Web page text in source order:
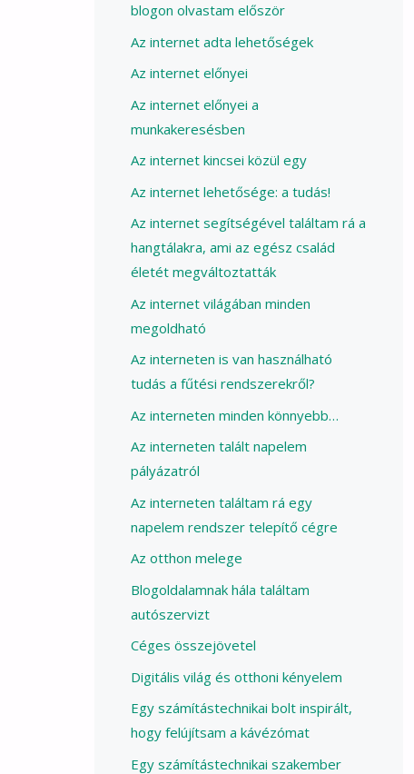
blogon olvastam először
Az internet adta lehetőségek
Az internet előnyei
Az internet előnyei a
munkakeresésben
Az internet kincsei közül egy
Az internet lehetősége: a tudás!
Az internet segítségével találtam rá a
hangtálakra, ami az egész család
életét megváltoztatták
Az internet világában minden
megoldható
Az interneten is van használható
tudás a fűtési rendszerekről?
Az interneten minden könnyebb…
Az interneten talált napelem
pályázatról
Az interneten találtam rá egy
napelem rendszer telepítő cégre
Az otthon melege
Blogoldalamnak hála találtam
autószervizt
Céges összejövetel
Digitális világ és otthoni kényelem
Egy számítástechnikai bolt inspirált,
hogy felújítsam a kávézómat
Egy számítástechnikai szakember